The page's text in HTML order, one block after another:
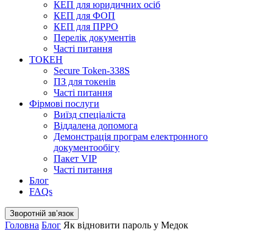
КЕП для юридичних осіб
КЕП для ФОП
КЕП для ПРРО
Перелік документів
Часті питання
ТОКЕН
Secure Token-338S
ПЗ для токенів
Часті питання
Фірмові послуги
Виїзд спеціаліста
Віддалена допомога
Демонстрація програм електронного
документообігу
Пакет VIP
Часті питання
Блог
FAQs
Зворотній звʼязок
Головна Блог Як відновити пароль у Медок